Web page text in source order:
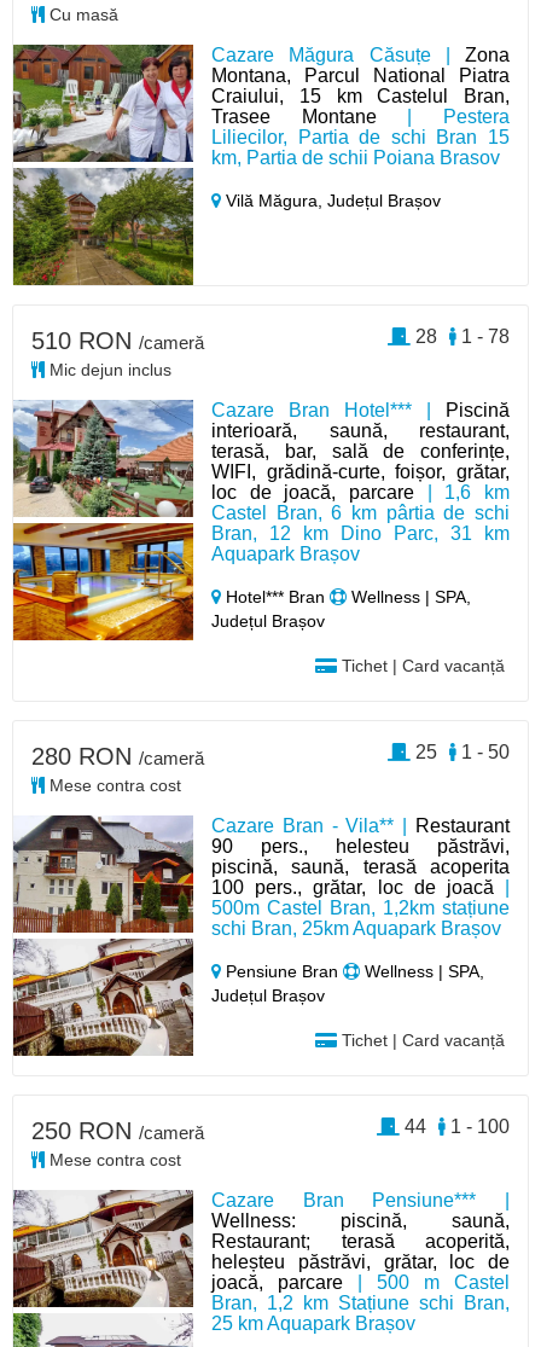
Cazare Măgura Căsuțe | Zona
Montana, Parcul National Piatra
Craiului, 15 km Castelul Bran,
Trasee Montane| Pestera
Liliecilor, Partia de schi Bran 15
km, Partia de schii Poiana Brasov
Vilă Măgura,Județul Brașov
Cu masă
Cazare Bran Hotel*** |
Piscină
interioară, saună, restaurant,
terasă, bar, sală de conferințe,
WIFI, grădină-curte, foișor, grătar,
loc de joacă, parcare | 1,6 km
Castel Bran, 6 km pârtia de schi
Bran, 12 km Dino Parc, 31 km
Aquapark Brașov
Hotel*** Bran
Wellness | SPA,
Județul Brașov
Tichet | Card vacanță
510 RON /cameră
Mic dejun inclus
1 - 78
28
Cazare Bran - Vila** |
Restaurant
90 pers., helesteu păstrăvi,
piscină, saună, terasă acoperita
100 pers., grătar, loc de joacă
500m Castel Bran, 1,2km stațiune
schi Bran, 25km Aquapark Brașov
Pensiune Bran
Wellness | SPA,
Județul Brașov
Tichet | Card vacanță
280 RON /cameră
Mese contra cost
1 - 50
25
Cazare Bran Pensiune*** |
Wellness: piscină, saună,
Restaurant; terasă acoperită,
heleșteu păstrăvi, grătar, loc de
joacă, parcare | 500 m Castel
Bran, 1,2 km Stațiune schi Bran,
25 km Aquapark Brașov
250 RON /cameră
Mese contra cost
1 - 100
44